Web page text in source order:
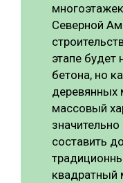
Северной
этапе
бетона, но
деревянных
массовый
составить
квадратный